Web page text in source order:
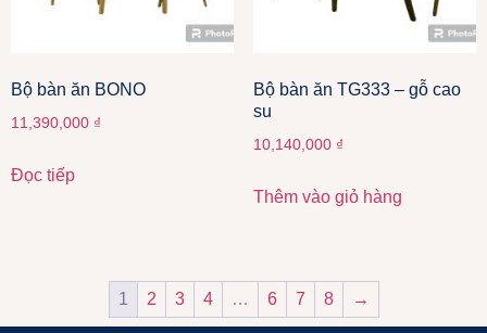
Bộ bàn ăn BONO
11,390,000 ₫
Đọc tiếp
Bộ bàn ăn TG333 – gỗ cao
su
10,140,000 ₫
Thêm vào giỏ hàng
1 2 3 4 … 6 7 8 →